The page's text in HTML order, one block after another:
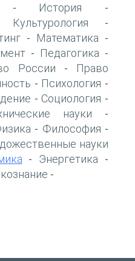
История -
Культурология -
- Математика -
- Педагогика -
России -
Право
- Психология -
- Социология -
науки -
- Философия -
науки
- Энергетика -
-